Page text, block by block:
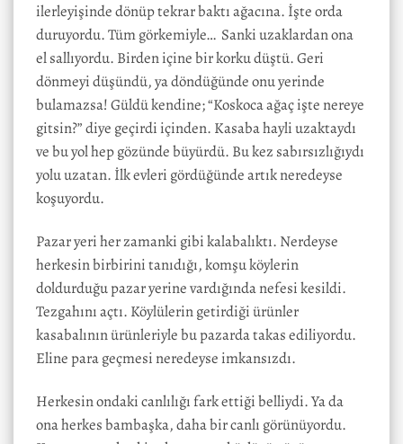
ilerleyişinde dönüp tekrar baktı ağacına. İşte orda
duruyordu. Tüm görkemiyle… Sanki uzaklardan ona
el sallıyordu. Birden içine bir korku düştü. Geri
dönmeyi düşündü, ya döndüğünde onu yerinde
bulamazsa! Güldü kendine; “Koskoca ağaç işte nereye
gitsin?” diye geçirdi içinden. Kasaba hayli uzaktaydı
ve bu yol hep gözünde büyürdü. Bu kez sabırsızlığıydı
yolu uzatan. İlk evleri gördüğünde artık neredeyse
koşuyordu.
Pazar yeri her zamanki gibi kalabalıktı. Nerdeyse
herkesin birbirini tanıdığı, komşu köylerin
doldurduğu pazar yerine vardığında nefesi kesildi.
Tezgahını açtı. Köylülerin getirdiği ürünler
kasabalının ürünleriyle bu pazarda takas ediliyordu.
Eline para geçmesi neredeyse imkansızdı.
Herkesin ondaki canlılığı fark ettiği belliydi. Ya da
ona herkes bambaşka, daha bir canlı görünüyordu.